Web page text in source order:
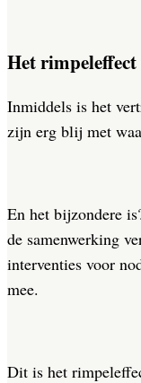
Het rimpeleffect
Inmiddels is het
zijn erg blij met
En het bijzondere
de samenwerking
interventies voor
mee.
Dit is het